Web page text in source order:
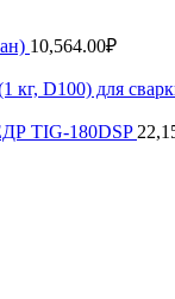
10,564.00₽
кг, D100) для
TIG-180DSP